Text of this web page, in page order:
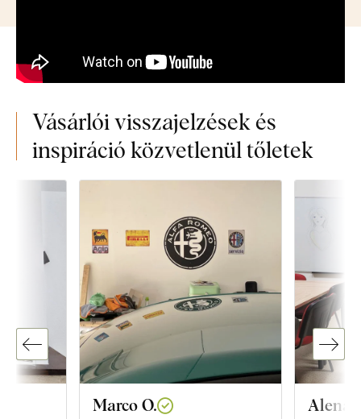
Vásárlói visszajelzések és
inspiráció közvetlenül tőletek
Marco O. Alena